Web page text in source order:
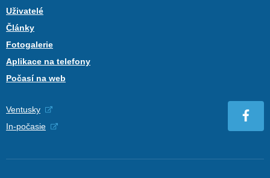
Uživatelé
Články
Fotogalerie
Aplikace na telefony
Počasí na web
Ventusky
In-počasie